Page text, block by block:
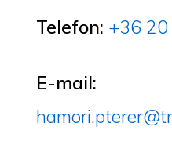
Telefon: +36
E-mail: